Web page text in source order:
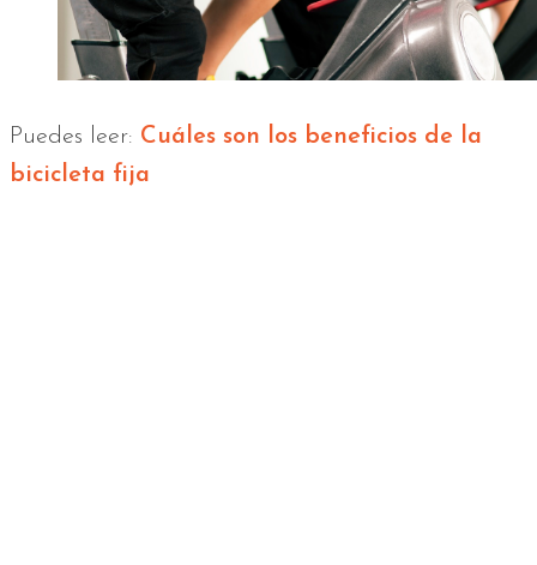
Puedes leer: Cuáles son los beneficios de la
bicicleta fija